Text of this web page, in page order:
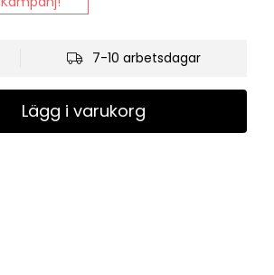
7-10 arbetsdagar
Lägg i varukorg